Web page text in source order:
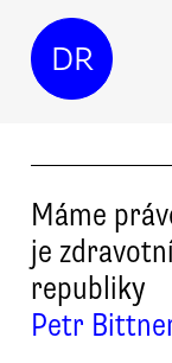
DR
Máme
je
republiky
Petr